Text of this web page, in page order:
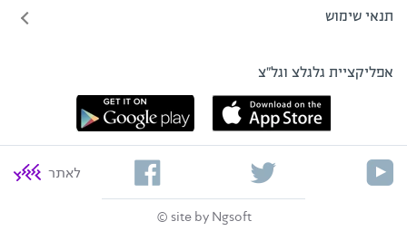
תנאי שימוש
אפליקציית גלגלצ וגל"צ
site by Ngsoft ©
לאתר